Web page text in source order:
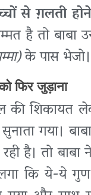
से ग़लती
है तो बाबा
के पास भेजो।
फिर जुड़ाना
शिकायत
गया।
रही है। तो
कि ये-ये